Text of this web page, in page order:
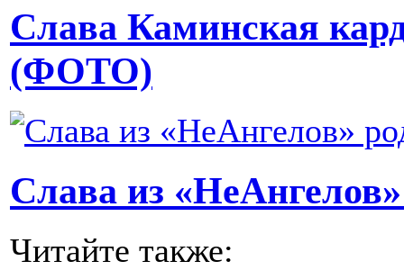
Слава Каминская
(ФОТО)
Слава из
Читайте также: